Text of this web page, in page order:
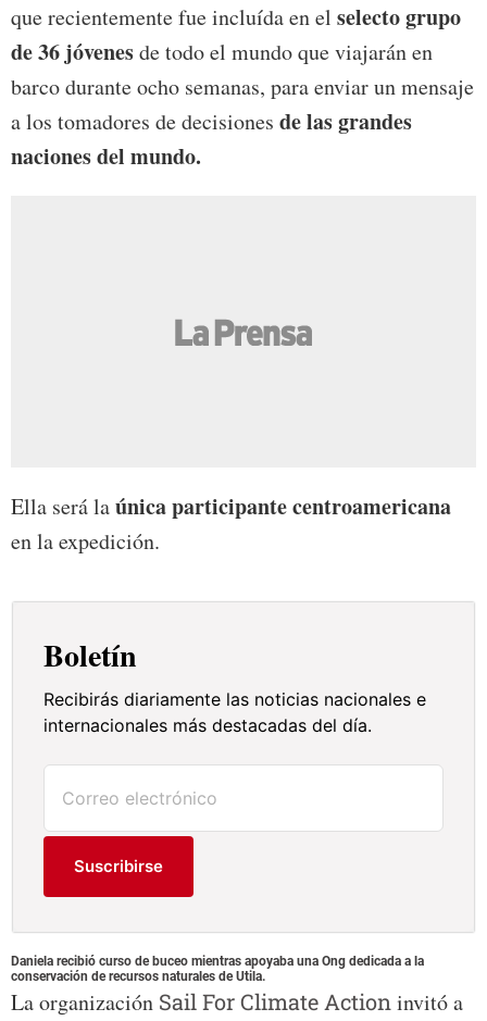
que recientemente fue incluída en el selecto grupo
de 36 jóvenesde todo el mundo que viajarán en
barco durante ocho semanas, para enviar un mensaje
a los tomadores de decisiones de las grandes
naciones del mundo.
Ella será laúnica participante centroamericana
en la expedición.
Boletín
Recibirás diariamente las noticias nacionales e
internacionales más destacadas del día.
Suscribirse
Daniela recibió curso de buceo mientras apoyaba una Ong dedicada a la
conservación de recursos naturales de Utila.
La organización Sail For Climate Actioninvitó a